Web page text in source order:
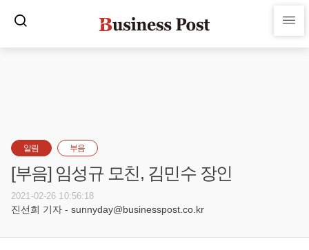
알림 부음
[부음] 임성규 모친, 김민수 장인
2021-02-26 10:56:18
진선희 기자 - sunnyday@businesspost.co.kr